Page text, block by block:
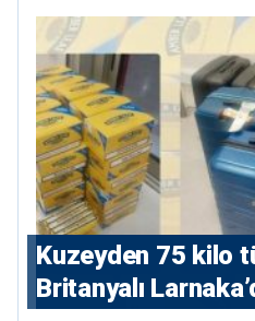
Kuzeyden 75 kilo
Britanyalı